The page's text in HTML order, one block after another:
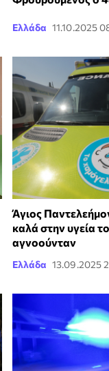
Ελλάδα 11.10.2025
Άγιος
καλά στην υγεία
αγνοούνταν
Ελλάδα 13.09.2025